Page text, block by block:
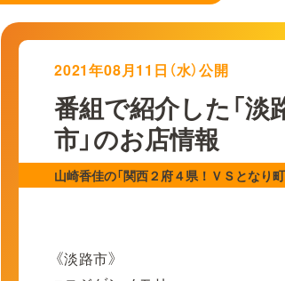
2021年08月11日（水）公開
番組で紹介した「淡
市」のお店情報
山崎香佳の「関西２府４県！ＶＳとなり町
《淡路市》